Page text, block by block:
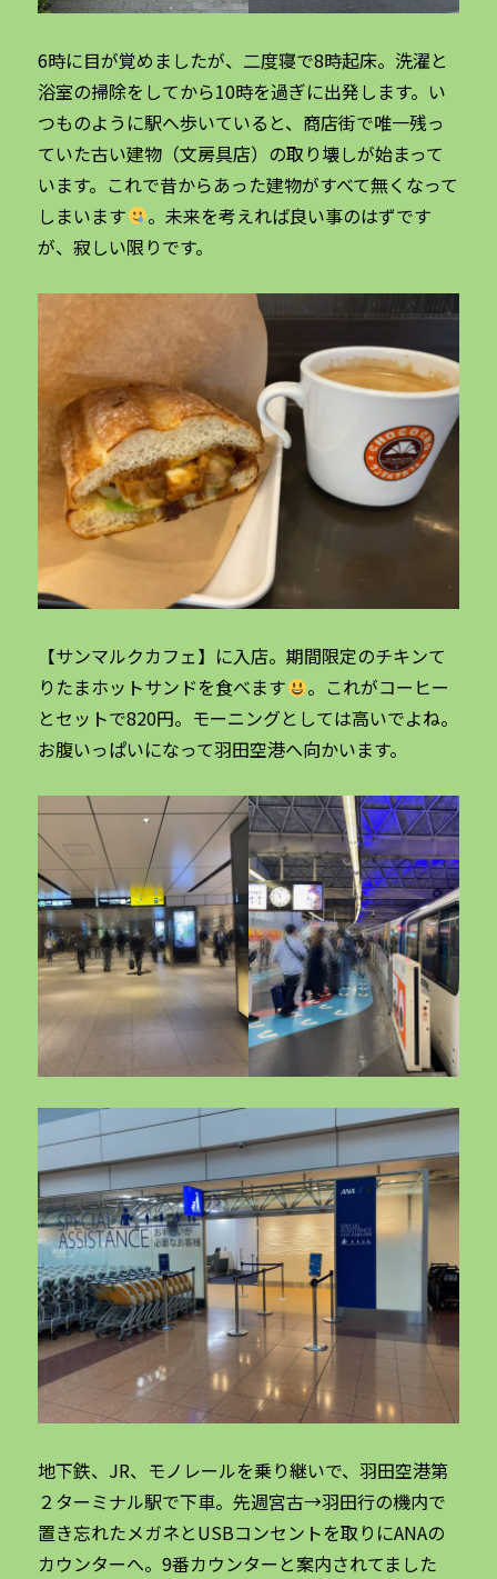
6時に目が覚めましたが、二度寝で8時起床。洗濯と
浴室の掃除をしてから10時を過ぎに出発します。い
つものように駅へ歩いていると、商店街で唯一残っ
ていた古い建物（文房具店）の取り壊しが始まって
います。これで昔からあった建物がすべて無くなって
しまいます
。未来を考えれば良い事のはずです
が、寂しい限りです。
【サンマルクカフェ】に入店。期間限定のチキンて
りたまホットサンドを食べます
。これがコーヒー
とセットで820円。モーニングとしては高いでよね。
お腹いっぱいになって羽田空港へ向かいます。
地下鉄、JR、モノレールを乗り継いで、羽田空港第
２ターミナル駅で下車。先週宮古→羽田行の機内で
置き忘れたメガネとUSBコンセントを取りにANAの
カウンターへ。9番カウンターと案内されてました